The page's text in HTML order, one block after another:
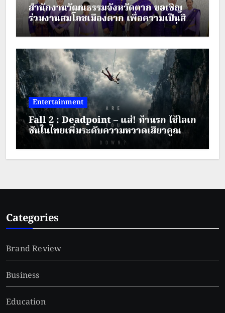
สำนักงานวัฒนธรรมจังหวัดตาก ขอเชิญ
ร่วมงานสมโภชเมืองตาก เพื่อความเป็นสิริ
มงคล ประจำปี พ.ศ.2569 ระหว่างวันที่ 28
– 30 สิงหาคม 2569
Entertainment
Fall 2 : Deadpoint – แส่! ท้านรก ใช้โลเก
ชันในไทยเพิ่มระดับความหวาดเสียวคูณ
สอง
Categories
Brand Review
Business
Education